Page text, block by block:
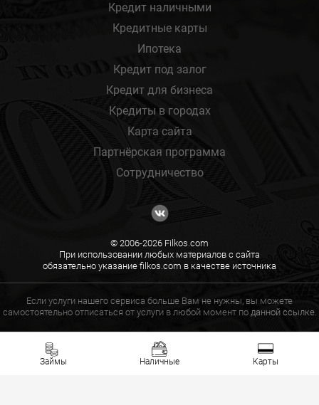
Займы Наличные Карты
Кредит наличными
Кредитные карты
Ипотека
Кредит под залог
Кредит для бизнеса
Кредиты в городах
Карта сайта
Партнёрская программа
Сотрудничество
© 2006-2026 Filkos.com
При использовании любых материалов с сайта
обязательно указание filkos.com в качестве источника
Если услуги нашего сервиса больше Вам не нужны, вы можете
самостоятельно отписаться от услуги в любой момент по данной ссылке.